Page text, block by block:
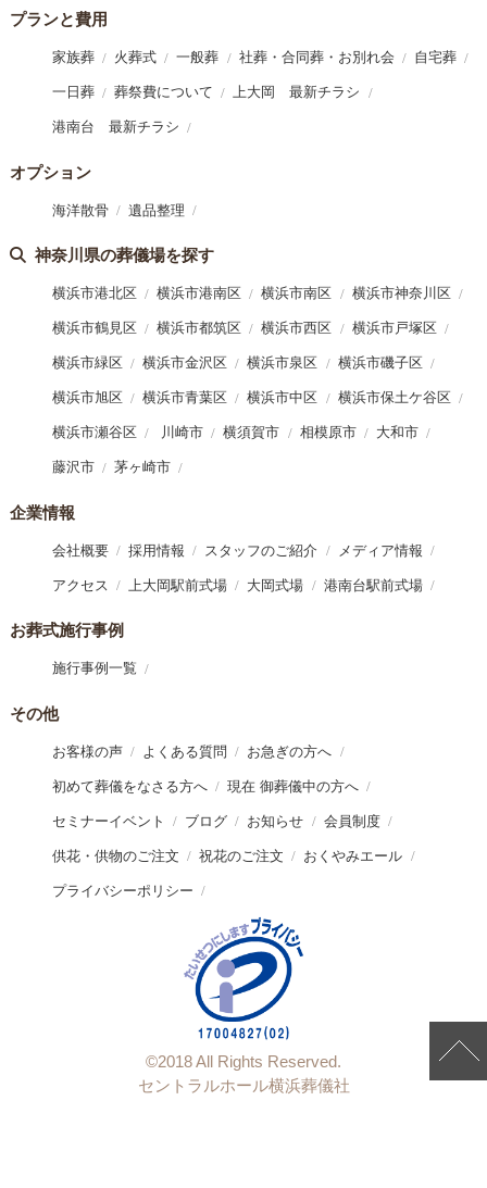
プランと費用
家族葬 火葬式 一般葬 社葬・合同葬・お別れ会 自宅葬
一日葬 葬祭費について 上大岡 最新チラシ
港南台 最新チラシ
オプション
海洋散骨 遺品整理
神奈川県の葬儀場を探す
横浜市港北区 横浜市港南区 横浜市南区 横浜市神奈川区
横浜市鶴見区 横浜市都筑区 横浜市西区 横浜市戸塚区
横浜市緑区 横浜市金沢区 横浜市泉区 横浜市磯子区
横浜市旭区 横浜市青葉区 横浜市中区 横浜市保土ケ谷区
横浜市瀬谷区 川崎市 横須賀市 相模原市 大和市
藤沢市 茅ヶ崎市
企業情報
会社概要 採用情報 スタッフのご紹介 メディア情報
アクセス 上大岡駅前式場 大岡式場 港南台駅前式場
お葬式施行事例
施行事例一覧
その他
お客様の声 よくある質問 お急ぎの方へ
初めて葬儀をなさる方へ 現在 御葬儀中の方へ
セミナーイベント ブログ お知らせ 会員制度
供花・供物のご注文 祝花のご注文 おくやみエール
プライバシーポリシー
©︎2018 All Rights Reserved.
セントラルホール横浜葬儀社